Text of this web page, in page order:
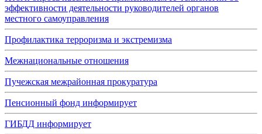
эффективности деятельности руководителей органов
местного самоуправления
Профилактика терроризма и экстремизма
Межнациональные отношения
Пучежская межрайонная прокуратура
Пенсионный фонд информирует
ГИБДД информирует